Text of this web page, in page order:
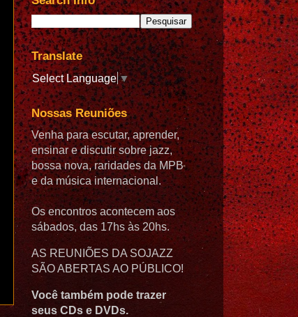
Translate
Select Language▼
Nossas Reuniões
Venha para escutar, aprender,
ensinar e discutir sobre jazz,
bossa nova, raridades da MPB
e da música internacional.
Os encontros acontecem aos
sábados, das 17hs às 20hs.
AS REUNIÕES DA SOJAZZ
SÃO ABERTAS AO PÚBLICO!
Você também pode trazer
seus CDs e DVDs.